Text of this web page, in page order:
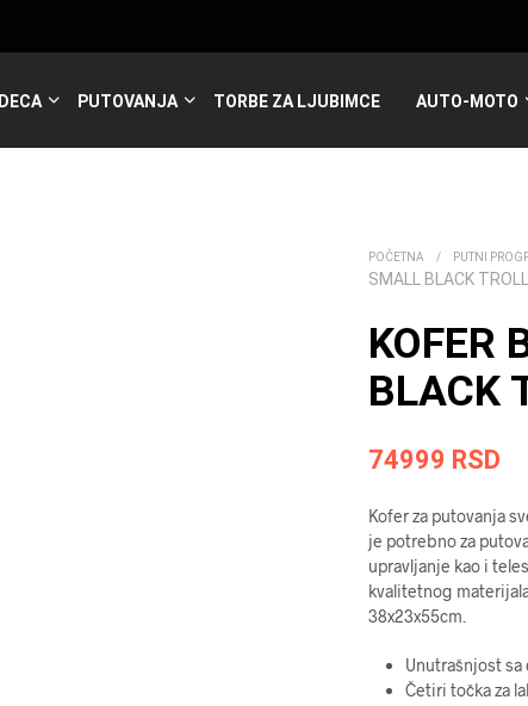
DECA PUTOVANJA TORBE ZA LJUBIMCE AUTO-MOTO
POČETNA / PUTNI
SMALL BLACK
KOFER
BLACK
74999 RSD
Kofer za putovanja
je potrebno za
upravljanje kao i
kvalitetnog
38x23x55cm.
Unutrašnjost
Četiri točka za